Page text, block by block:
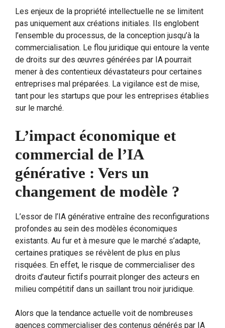
Les enjeux de la propriété intellectuelle ne se limitent
pas uniquement aux créations initiales. Ils englobent
l’ensemble du processus, de la conception jusqu’à la
commercialisation. Le flou juridique qui entoure la vente
de droits sur des œuvres générées par IA pourrait
mener à des contentieux dévastateurs pour certaines
entreprises mal préparées. La vigilance est de mise,
tant pour les startups que pour les entreprises établies
sur le marché.
L’impact économique et
commercial de l’IA
générative : Vers un
changement de modèle ?
L’essor de l’IA générative entraîne des reconfigurations
profondes au sein des modèles économiques
existants. Au fur et à mesure que le marché s’adapte,
certaines pratiques se révèlent de plus en plus
risquées. En effet, le risque de commercialiser des
droits d’auteur fictifs pourrait plonger des acteurs en
milieu compétitif dans un saillant trou noir juridique.
Alors que la tendance actuelle voit de nombreuses
agences commercialiser des contenus générés par IA